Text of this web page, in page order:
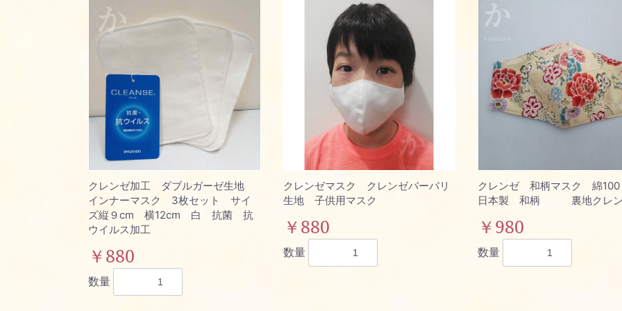
クレンゼ加工 ダブルガーゼ生地
インナーマスク 3枚セット サイ
ズ縦９cm 横12cm 白 抗菌 抗
ウイルス加工
￥880
数量
クレンゼマスク クレンゼバーバリ
生地 子供用マスク
￥880
数量
クレンゼ 和柄マスク 綿
日本製 和柄 裏地クレ
￥980
数量
お買い物を続ける
カートへ進む